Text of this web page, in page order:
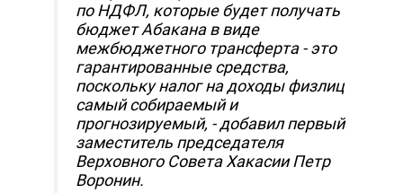
по НДФЛ, которые будет получать
бюджет Абакана в виде
межбюджетного трансферта - это
гарантированные средства,
поскольку налог на доходы физлиц
самый собираемый и
прогнозируемый, - добавил первый
заместитель председателя
Верховного Совета Хакасии Петр
Воронин.